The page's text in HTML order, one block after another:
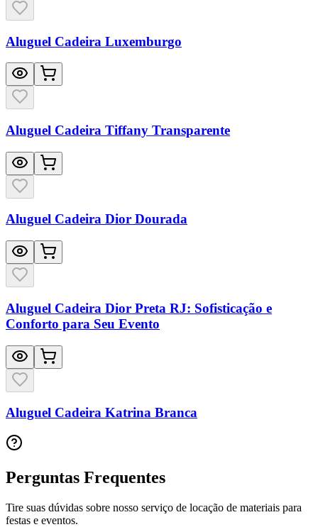
Aluguel Cadeira Luxemburgo
Aluguel Cadeira Tiffany Transparente
Aluguel Cadeira Dior Dourada
Aluguel Cadeira Dior Preta RJ: Sofisticação e
Conforto para Seu Evento
Aluguel Cadeira Katrina Branca
Perguntas Frequentes
Tire suas dúvidas sobre nosso serviço de locação de materiais para
festas e eventos.